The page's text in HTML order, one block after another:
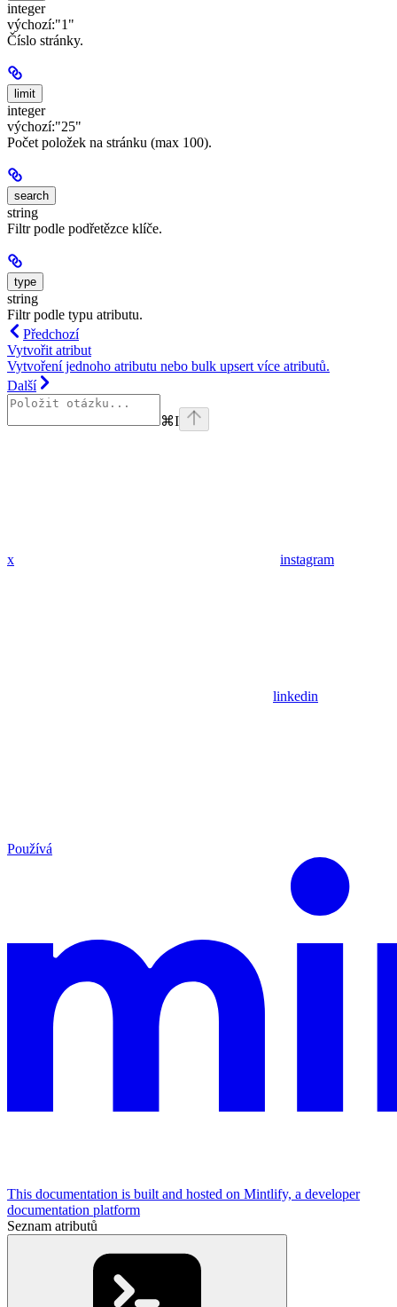
integer
výchozí:"1"
Číslo stránky.
limit
integer
výchozí:"25"
Počet položek na stránku (max 100).
search
string
Filtr podle podřetězce klíče.
type
string
Filtr podle typu atributu.
Předchozí
Vytvořit atribut
Vytvoření jednoho atributu nebo bulk upsert více atributů.
Další
⌘I
x instagram
linkedin
Používá
This documentation is built and hosted on Mintlify, a developer
documentation platform
Seznam atributů